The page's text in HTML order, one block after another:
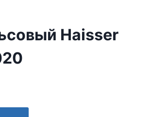
Haisser